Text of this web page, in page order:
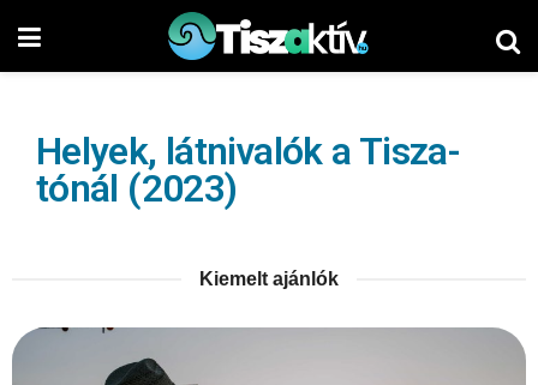
Helyek, látnivalók a Tisza-
tónál (2023)
Kiemelt ajánlók